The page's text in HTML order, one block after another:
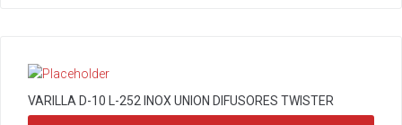
VARILLA D-10 L-252 INOX UNION DIFUSORES TWISTER